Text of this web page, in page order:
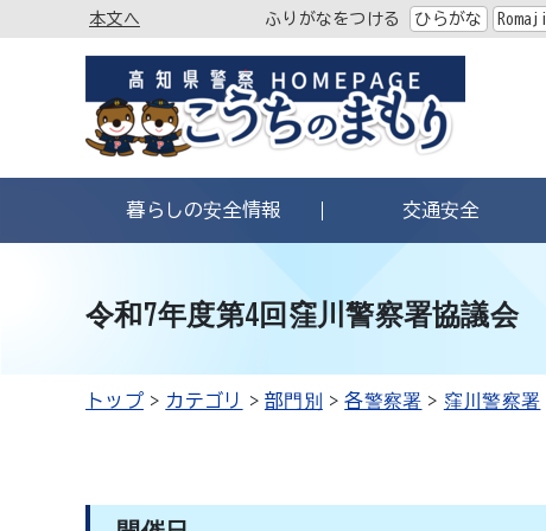
本文へ ふりがなをつける ひらがな Romaji
暮らしの安全情報 交通安全
令和7年度第4回窪川警察署協議会
トップ カテゴリ 部門別 各警察署 窪川警察署